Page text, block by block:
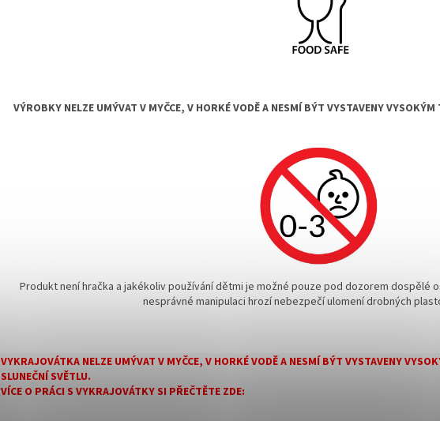
VÝROBKY NELZE UMÝVAT V MYČCE, V HORKÉ VODĚ A NESMÍ BÝT VYSTAVENY
Produkt není hračka a jakékoliv používání dětmi je možné pouze pod dozorem dospělé
nesprávné manipulaci hrozí nebezpečí ulomení drobných
VYKRAJOVÁTKA NELZE UMÝVAT V MYČCE, V HORKÉ VODĚ A NESMÍ BÝT VYSTAVENY
SLUNEČNÍ SVĚTLU.
VÍCE O PRÁCI S VYKRAJOVÁTKY SI PŘEČTĚTE ZDE: